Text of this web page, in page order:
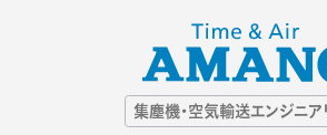
集塵機・空気輸送エンジニア